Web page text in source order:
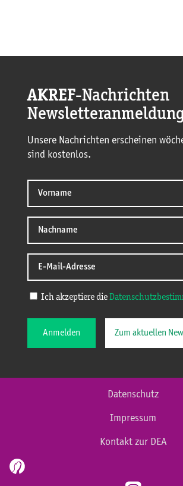
AKREF-Nachrichten
Newsletteranmeldung
Unsere Nachrichten erscheinen
sind kostenlos.
Ich akzeptiere die
Anmelden Zum aktuellen
Datenschutz
Impressum
Kontakt zur DEA